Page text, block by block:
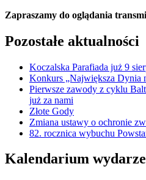
Zapraszamy do oglądania
Pozostałe aktualności
Koczalska Parafiada już 9
Konkurs „Największa Dynia
Pierwsze zawody z cyklu
już za nami
Złote Gody
Zmiana ustawy o ochronie
82. rocznica wybuchu
Kalendarium